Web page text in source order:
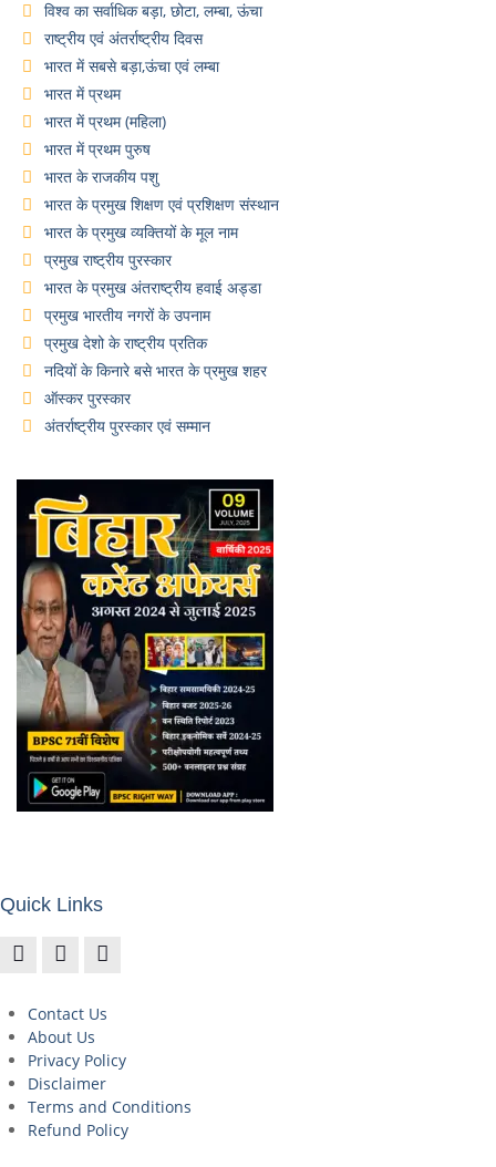
विश्व का सर्वाधिक बड़ा, छोटा, लम्बा, ऊंचा
राष्ट्रीय एवं अंतर्राष्ट्रीय दिवस
भारत में सबसे बड़ा,ऊंचा एवं लम्बा
भारत में प्रथम
भारत में प्रथम (महिला)
भारत में प्रथम पुरुष
भारत के राजकीय पशु
भारत के प्रमुख शिक्षण एवं प्रशिक्षण संस्थान
भारत के प्रमुख व्यक्तियों के मूल नाम
प्रमुख राष्ट्रीय पुरस्कार
भारत के प्रमुख अंतराष्ट्रीय हवाई अड्डा
प्रमुख भारतीय नगरों के उपनाम
प्रमुख देशो के राष्ट्रीय प्रतिक
नदियों के किनारे बसे भारत के प्रमुख शहर
ऑस्कर पुरस्कार
अंतर्राष्ट्रीय पुरस्कार एवं सम्मान
Quick Links
Contact Us
About Us
Privacy Policy
Disclaimer
Terms and Conditions
Refund Policy